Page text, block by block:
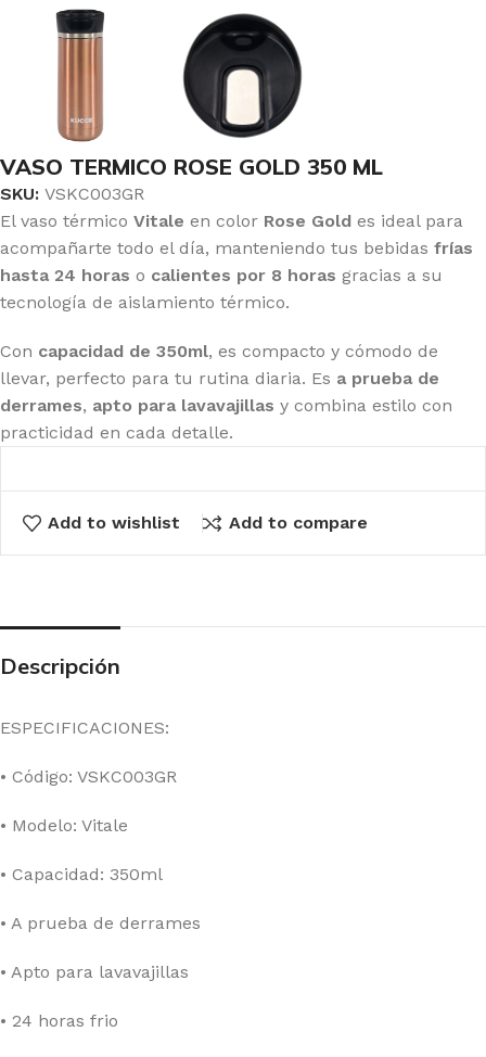
VASO TERMICO ROSE GOLD 350 ML
SKU: VSKC003GR
El vaso térmico Vitale en color Rose Gold es ideal para
acompañarte todo el día, manteniendo tus bebidas frías
hasta 24 horas o calientes por 8 horas gracias a su
tecnología de aislamiento térmico.
Con capacidad de 350ml, es compacto y cómodo de
llevar, perfecto para tu rutina diaria. Es a prueba de
derrames, apto para lavavajillas y combina estilo con
practicidad en cada detalle.
Add to wishlist Add to compare
Descripción
ESPECIFICACIONES:
• Código: VSKC003GR
• Modelo: Vitale
• Capacidad: 350ml
• A prueba de derrames
• Apto para lavavajillas
• 24 horas frio